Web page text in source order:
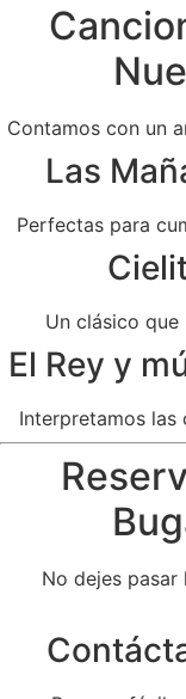
Contamos con un
Las
Perfectas para
Un clásico
El Rey y
Interpretamos las
No dejes